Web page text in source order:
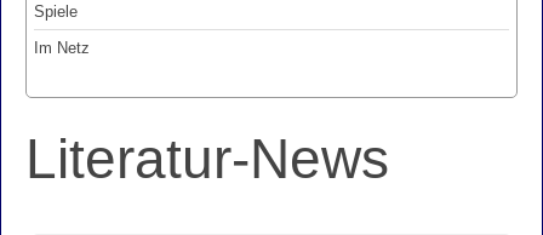
Spiele
Im Netz
Literatur-News